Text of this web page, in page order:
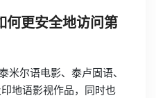
更安全地访问第
尔语电影、泰卢固语、
地语影视作品，同时也